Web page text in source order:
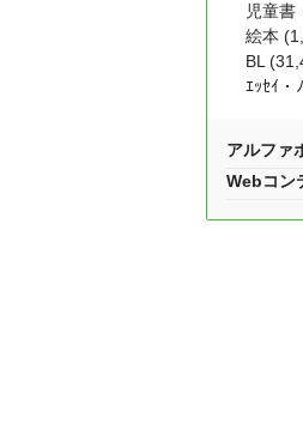
児童書
絵本
BL
ｴｯｾｲ・
アルファ
Webコン